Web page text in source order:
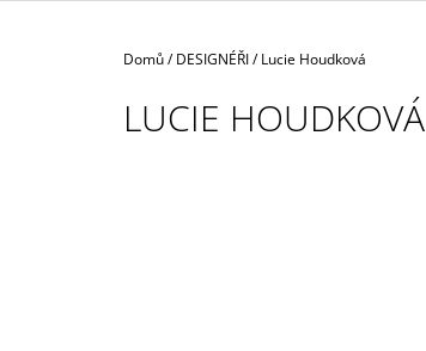
Domů/ DESIGNÉŘI/ Lucie Houdková
LUCIE HOUDKOVÁ